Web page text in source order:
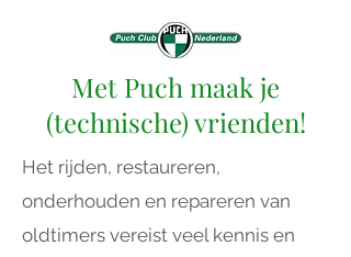
Met Puch maak je
(technische) vrienden!
Het rijden, restaureren,
onderhouden en repareren van
oldtimers vereist veel kennis en